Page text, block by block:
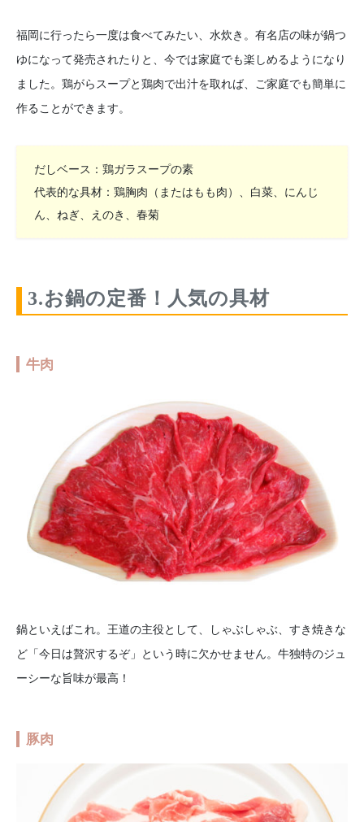
福岡に行ったら一度は食べてみたい、水炊き。有名店の味が鍋つ
ゆになって発売されたりと、今では家庭でも楽しめるようになり
ました。鶏がらスープと鶏肉で出汁を取れば、ご家庭でも簡単に
作ることができます。
だしベース：鶏ガラスープの素
代表的な具材：鶏胸肉（またはもも肉）、白菜、にんじ
ん、ねぎ、えのき、春菊
3.お鍋の定番！人気の具材
牛肉
鍋といえばこれ。王道の主役として、しゃぶしゃぶ、すき焼きな
ど「今日は贅沢するぞ」という時に欠かせません。牛独特のジュ
ーシーな旨味が最高！
豚肉